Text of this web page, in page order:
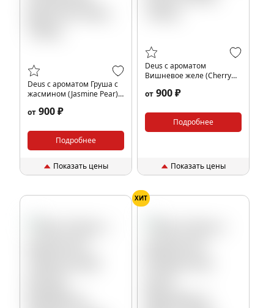
Deus с ароматом Груша с
жасмином (Jasmine Pear),
от 900 ₽
Подробнее
Показать цены
Deus с ароматом
Вишневое желе (Cherry
от 900 ₽
Подробнее
Показать цены
ХИТ